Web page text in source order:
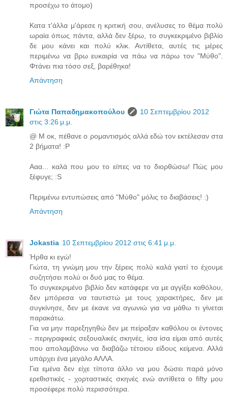
προσέχω το άτομο)
Κατα τ'άλλα μ'άρεσε η κριτική σου, ανέλυσες το θέμα πολύ
ωραία όπως πάντα, αλλά δεν ξέρω, το συγκεκριμένο βιβλίο
δε μου κάνει και πολύ κλικ. Αντίθετα, αυτές τις μέρες
περιμένω να βρω ευκαιρία να πάω να πάρω τον "Μύθο".
Φτάνει πια τόσο σεξ, βαρέθηκα!
Απάντηση
Γιώτα Παπαδημακοπούλου
10 Σεπτεμβρίου 2012
στις 3:26 μ.μ.
@ Μ οκ, πέθανε ο ρομαντισμός αλλά εδώ τον εκτέλεσαν στα
2 βήματα! :P
Ααα... καλά που μου το είπες να το διορθώσω! Πώς μου
ξέφυγε; :S
Περιμένω εντυπώσεις από "Μύθο" μόλις το διαβάσεις! :)
Απάντηση
Jokastia 10 Σεπτεμβρίου 2012 στις 6:41 μ.μ.
Ήρθα κι εγώ!
Γιώτα, τη γνώμη μου την ξέρεις πολύ καλά γιατί το έχουμε
συζητήσει πολύ οι δυό μας το θέμα.
Το συγκεκριμένο βιβλίο δεν κατάφερε να με αγγίξει καθόλου,
δεν μπόρεσα να ταυτιστώ με τους χαρακτήρες, δεν με
συγκίνησε, δεν με έκανε να αγωνιώ για να μάθω τι γίνεται
παρακάτω.
Για να μην παρεξηγηθώ δεν με πείραξαν καθόλου οι έντονες
- περιγραφικές σεξουαλικές σκηνές, ίσα ίσα είμαι από αυτές
που απολαμβάνω να διαβάζω τέτοιου είδους κείμενα. Αλλά
υπάρχει ένα μεγάλο ΑΛΛΑ.
Για εμένα δεν είχε τίποτα άλλο να μου δώσει παρά μόνο
ερεθιστικές - χορταστικές σκηνές ενώ αντίθετα ο fifty μου
προσέφερε πολύ περισσότερα.